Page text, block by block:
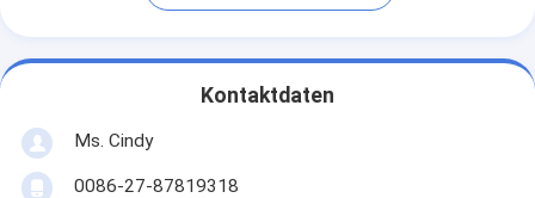
Kontaktdaten
Ms. Cindy
0086-27-87819318